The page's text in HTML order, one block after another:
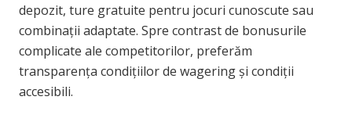
depozit, ture gratuite pentru jocuri cunoscute sau
combinații adaptate. Spre contrast de bonusurile
complicate ale competitorilor, preferăm
transparența condițiilor de wagering și condiții
accesibili.